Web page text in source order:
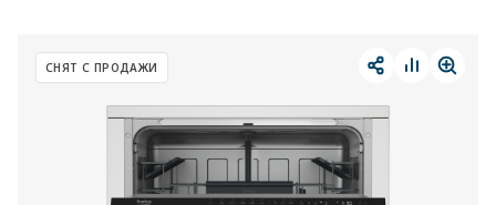
Малая бытовая техника
Климатическая техника
СНЯТ С ПРОДАЖИ